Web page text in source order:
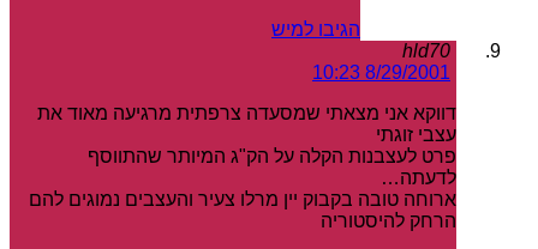
הגיבו למיש
hld70
8/29/2001 10:23
דווקא אני מצאתי שמסעדה צרפתית מרגיעה מאוד את
עצבי זוגתי
פרט לעצבנות הקלה על הק"ג המיותר שהתווסף
לדעתה…
ארוחה טובה בקבוק יין מרלו צעיר והעצבים נמוגים להם
הרחק להיסטוריה